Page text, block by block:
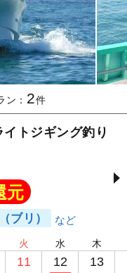
ン： 2件
トジギング釣り
元
ブリ）
火
11
水
12
木
13